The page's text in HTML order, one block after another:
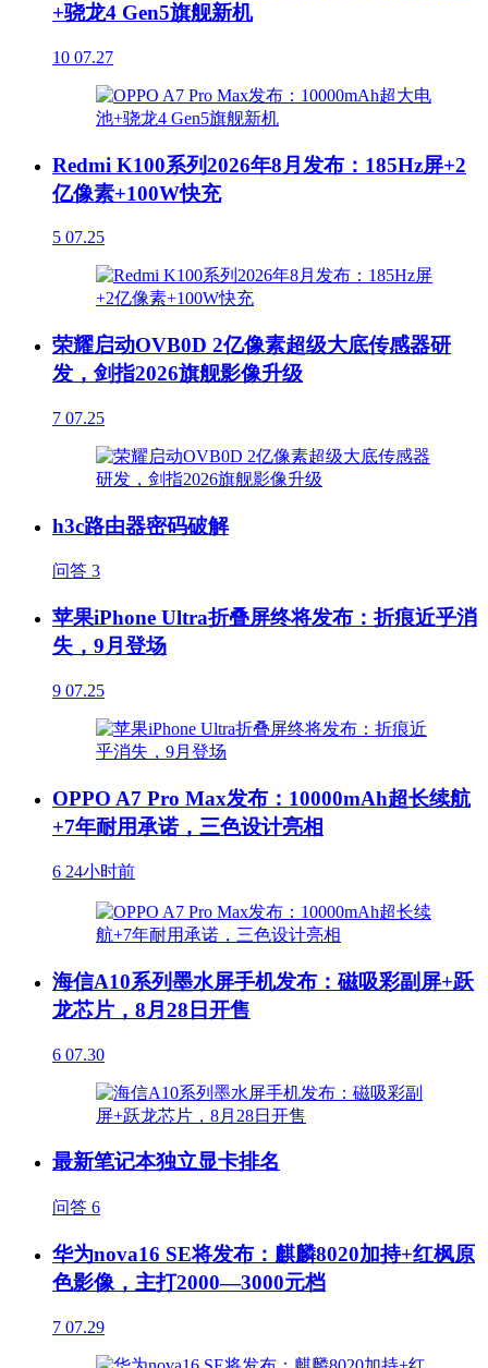
+骁龙4 Gen5旗舰新机
10 07.27
Redmi K100系列2026年8月发布：185Hz屏+2
亿像素+100W快充
5 07.25
荣耀启动OVB0D 2亿像素超级大底传感器研
发，剑指2026旗舰影像升级
7 07.25
h3c路由器密码破解
问答 3
苹果iPhone Ultra折叠屏终将发布：折痕近乎消
失，9月登场
9 07.25
OPPO A7 Pro Max发布：10000mAh超长续航
+7年耐用承诺，三色设计亮相
6 24小时前
海信A10系列墨水屏手机发布：磁吸彩副屏+跃
龙芯片，8月28日开售
6 07.30
最新笔记本独立显卡排名
问答 6
华为nova16 SE将发布：麒麟8020加持+红枫原
色影像，主打2000—3000元档
7 07.29